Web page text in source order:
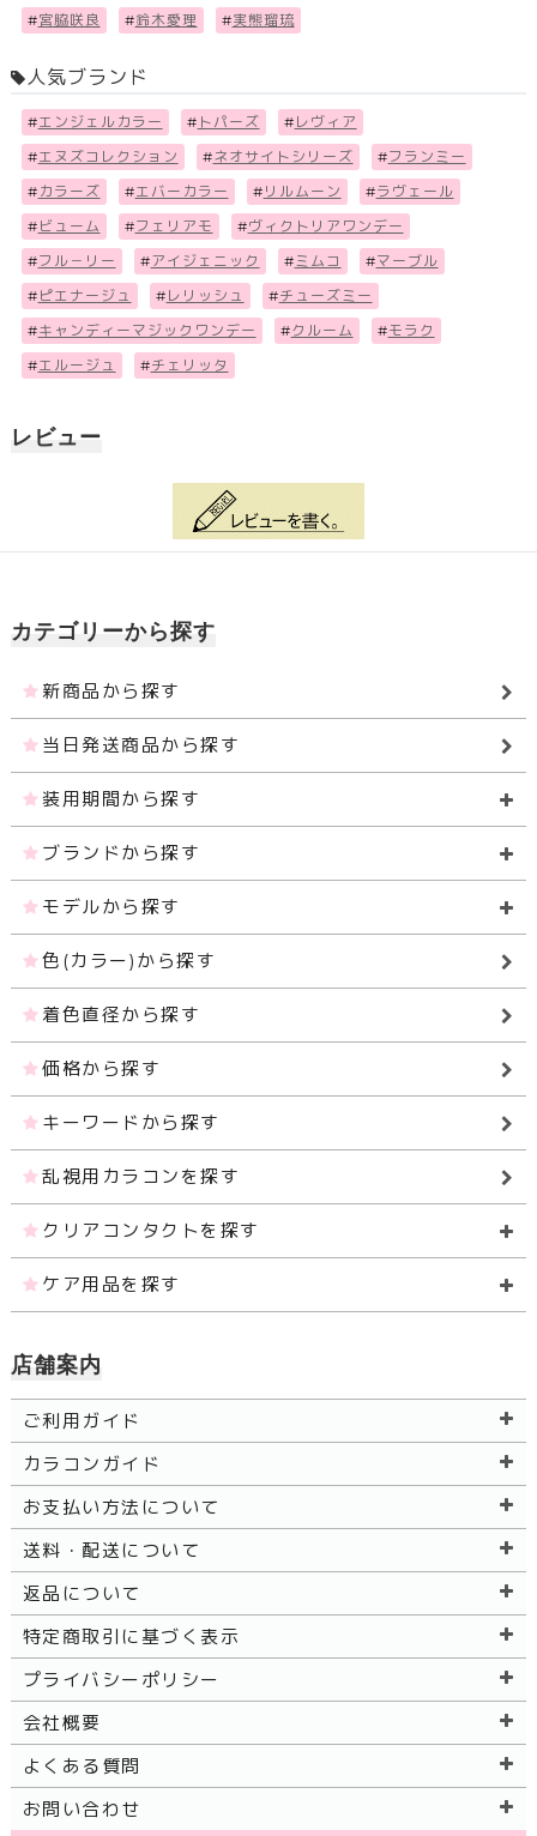
#宮脇咲良 #鈴木愛理 #実熊瑠琉
人気ブランド
#エンジェルカラー # トパーズ # レヴィア
#エヌズコレクション #ネオサイトシリーズ #フランミー
# カラーズ #エバーカラー # リルムーン #ラヴェール
# ビューム #フェリアモ #ヴィクトリアワンデー
#フル－リー #アイジェニック #ミムコ #マーブル
# ピエナージュ # レリッシュ #チューズミー
#キャンディーマジックワンデー #クルーム #モラク
#エルージュ #チェリッタ
レビュー
カテゴリーから探す
新商品から探す
当日発送商品から探す
装用期間から探す
ブランドから探す
モデルから探す
色(カラー)から探す
着色直径から探す
価格から探す
キーワードから探す
乱視用カラコンを探す
クリアコンタクトを探す
ケア用品を探す
店舗案内
ご利用ガイド
カラコンガイド
お支払い方法について
送料・配送について
返品について
特定商取引に基づく表示
プライバシーポリシー
会社概要
よくある質問
お問い合わせ